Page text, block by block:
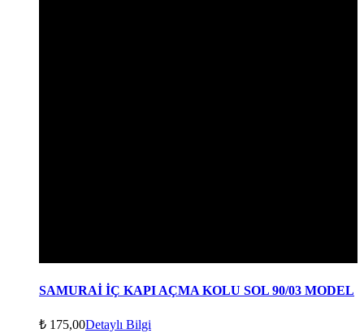
SAMURAİ İÇ KAPI AÇMA KOLU SOL 90/03 MODEL
₺ 175,00Detaylı Bilgi